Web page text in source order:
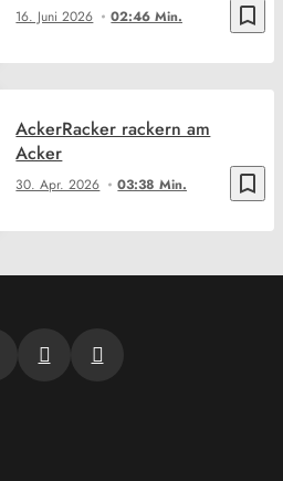
bookmark_border
16. Juni 2026 02:46 Min.
bookmark_border
30. Apr. 2026 03:38 Min.
AckerRacker rackern am
Acker